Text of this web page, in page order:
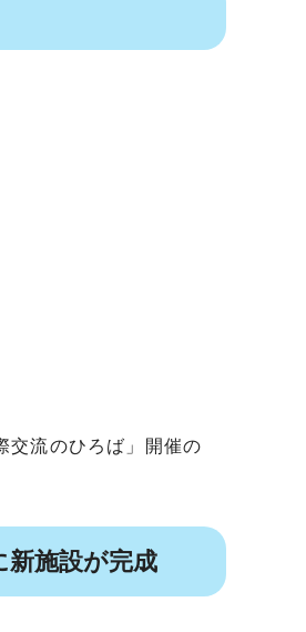
交流のひろば」開催の
新施設が完成